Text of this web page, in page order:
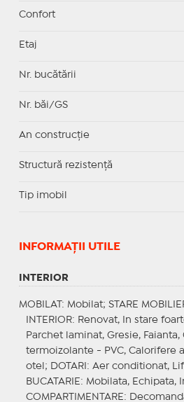
Confort
Etaj
Nr. bucătării
Nr. băi/GS
An construcție
Structură rezistență
Tip imobil
INFORMAŢII UTILE
INTERIOR
MOBILAT : Mobilat; STARE
INTERIOR: Renovat, In stare
Parchet laminat, Gresie, Faianta,
termoizolante - PVC, Calorifere
otel;
DOTARI : Aer conditionat,
BUCATARIE : Mobilata, Echipata,
COMPARTIMENTARE :